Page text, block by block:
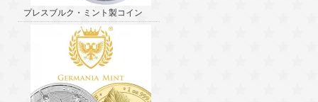
プレスブルク・ミント製コイン